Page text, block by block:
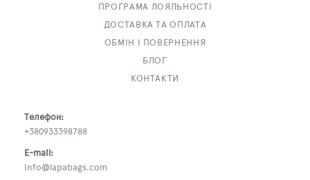
ПРОГРАМА ЛОЯЛЬНОСТІ
ДОСТАВКА ТА ОПЛАТА
ОБМІН І ПОВЕРНЕННЯ
БЛОГ
КОНТАКТИ
Телефон:
+380933398788
E-mail:
info@lapabags.com